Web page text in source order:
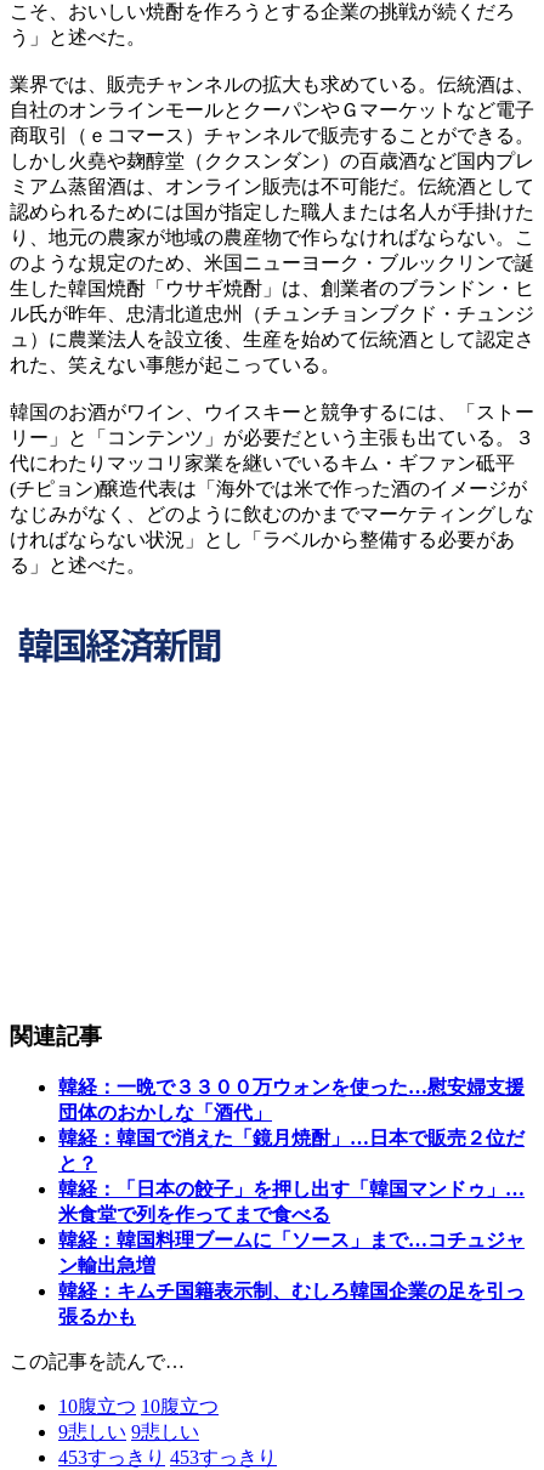
こそ、おいしい焼酎を作ろうとする企業の挑戦が続くだろ
う」と述べた。
業界では、販売チャンネルの拡大も求めている。伝統酒は、
自社のオンラインモールとクーパンやＧマーケットなど電子
商取引（ｅコマース）チャンネルで販売することができる。
しかし火堯や麹醇堂（ククスンダン）の百歳酒など国内プレ
ミアム蒸留酒は、オンライン販売は不可能だ。伝統酒として
認められるためには国が指定した職人または名人が手掛けた
り、地元の農家が地域の農産物で作らなければならない。こ
のような規定のため、米国ニューヨーク・ブルックリンで誕
生した韓国焼酎「ウサギ焼酎」は、創業者のブランドン・ヒ
ル氏が昨年、忠清北道忠州（チュンチョンブクド・チュンジ
ュ）に農業法人を設立後、生産を始めて伝統酒として認定さ
れた、笑えない事態が起こっている。
韓国のお酒がワイン、ウイスキーと競争するには、「ストー
リー」と「コンテンツ」が必要だという主張も出ている。３
代にわたりマッコリ家業を継いでいるキム・ギファン砥平
(チピョン)醸造代表は「海外では米で作った酒のイメージが
なじみがなく、どのように飲むのかまでマーケティングしな
ければならない状況」とし「ラベルから整備する必要があ
る」と述べた。
関連記事
韓経：一晩で３３００万ウォンを使った…慰安婦支援
団体のおかしな「酒代」
韓経：韓国で消えた「鏡月焼酎」…日本で販売２位だ
と？
韓経：「日本の餃子」を押し出す「韓国マンドゥ」…
米食堂で列を作ってまで食べる
韓経：韓国料理ブームに「ソース」まで…コチュジャ
ン輸出急増
韓経：キムチ国籍表示制、むしろ韓国企業の足を引っ
張るかも
この記事を読んで…
10腹立つ 10腹立つ
9悲しい 9悲しい
453すっきり 453すっきり